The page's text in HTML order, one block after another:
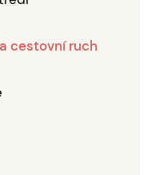
cestovní ruch